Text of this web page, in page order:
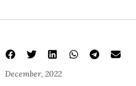
December, 2022